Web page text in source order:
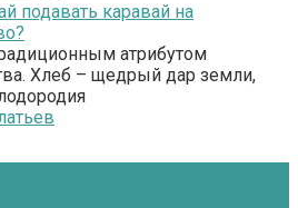
подавать каравай на
атрибутом
Хлеб – щедрый дар земли,